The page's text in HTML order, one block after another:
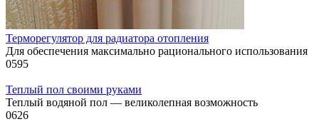
Терморегулятор для радиатора отопления
Для обеспечения максимально рационального использования
0595
Теплый пол своими руками
Теплый водяной пол — великолепная возможность
0626